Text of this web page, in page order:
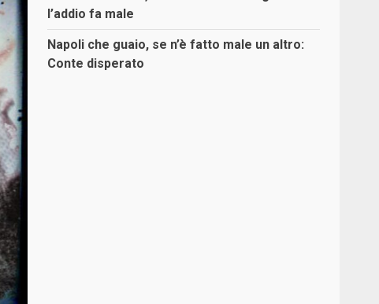
l’addio fa male
Napoli che guaio, se n’è fatto male un altro:
Conte disperato